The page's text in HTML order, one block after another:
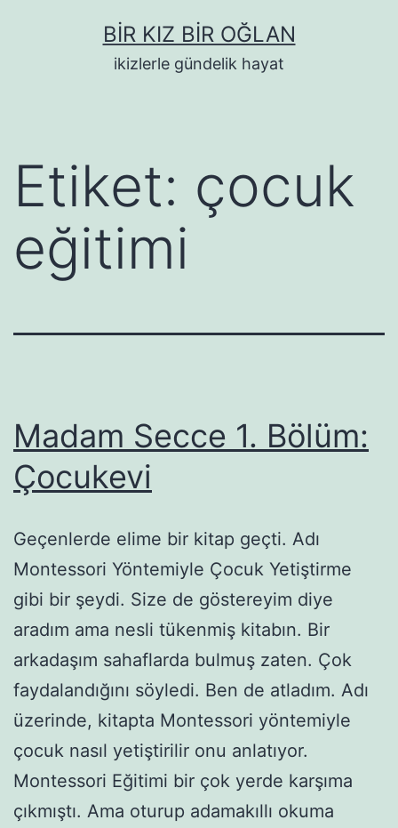
BIR KIZ BIR OĞLAN
ikizlerle gündelik hayat
Etiket: çocuk
eğitimi
Madam Secce 1. Bölüm:
Çocukevi
Geçenlerde elime bir kitap geçti. Adı
Montessori Yöntemiyle Çocuk Yetiştirme
gibi bir şeydi. Size de göstereyim diye
aradım ama nesli tükenmiş kitabın. Bir
arkadaşım sahaflarda bulmuş zaten. Çok
faydalandığını söyledi. Ben de atladım. Adı
üzerinde, kitapta Montessori yöntemiyle
çocuk nasıl yetiştirilir onu anlatıyor.
Montessori Eğitimi bir çok yerde karşıma
çıkmıştı. Ama oturup adamakıllı okuma